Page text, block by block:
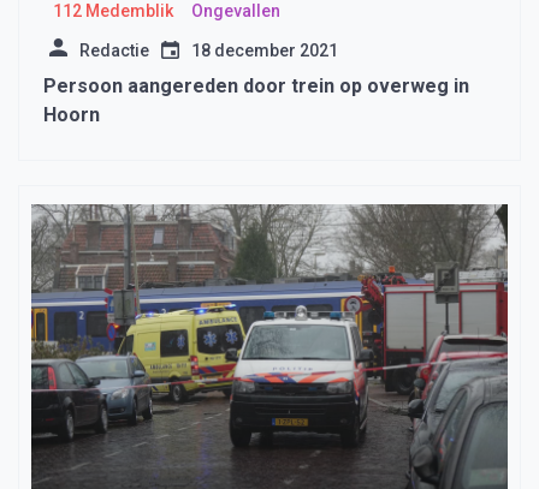
112 Medemblik Ongevallen
Redactie 18 december 2021
Persoon aangereden door trein op overweg in
Hoorn